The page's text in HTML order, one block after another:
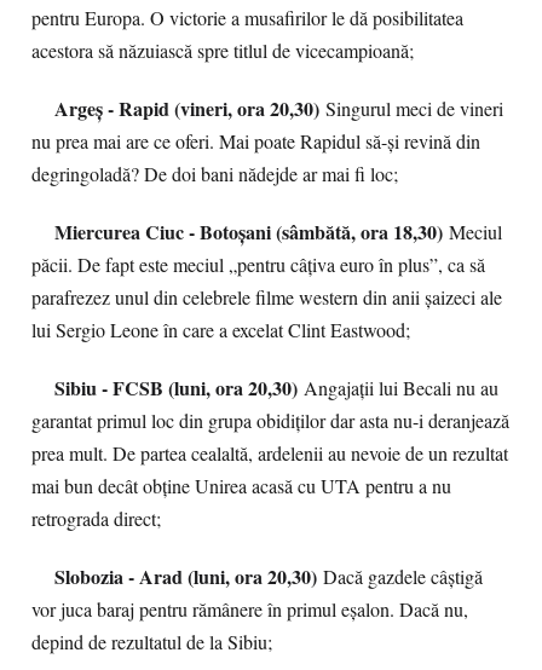
pentru Europa. O victorie a musafirilor le dă posibilitatea
acestora să năzuiască spre titlul de vicecampioană;
Argeș - Rapid (vineri, ora 20,30) Singurul meci de vineri
nu prea mai are ce oferi. Mai poate Rapidul să-și revină din
degringoladă? De doi bani nădejde ar mai fi loc;
Miercurea Ciuc - Botoșani (sâmbătă, ora 18,30) Meciul
păcii. De fapt este meciul „pentru câțiva euro în plus”, ca să
parafrezez unul din celebrele filme western din anii șaizeci ale
lui Sergio Leone în care a excelat Clint Eastwood;
Sibiu - FCSB (luni, ora 20,30) Angajații lui Becali nu au
garantat primul loc din grupa obidiților dar asta nu-i deranjează
prea mult. De partea cealaltă, ardelenii au nevoie de un rezultat
mai bun decât obține Unirea acasă cu UTA pentru a nu
retrograda direct;
Slobozia - Arad (luni, ora 20,30) Dacă gazdele câștigă
vor juca baraj pentru rămânere în primul eșalon. Dacă nu,
depind de rezultatul de la Sibiu;